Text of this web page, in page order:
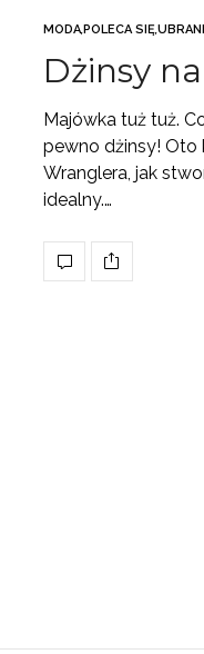
MODA,POLECA SIĘ,
Dżinsy
Majówka tuż tuż.
pewno dżinsy! Oto
Wranglera, jak
idealny.…